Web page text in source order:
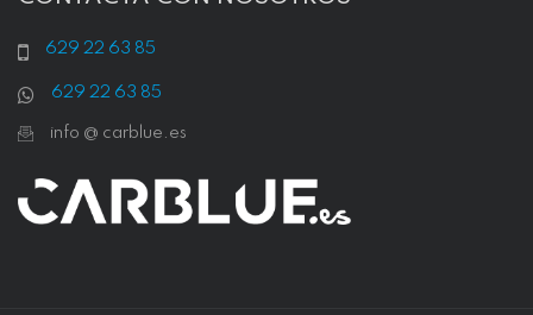
629 22 63 85
629 22 63 85
info @ carblue.es